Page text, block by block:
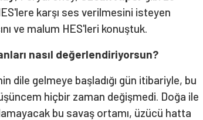
karşı ses verilmesini isteyen
ve malum HES'leri konuştuk.
nasıl değerlendiriyorsun?
dile gelmeye başladığı gün itibariyle, bu
hiçbir zaman değişmedi. Doğa ile
bu savaş ortamı, üzücü hatta